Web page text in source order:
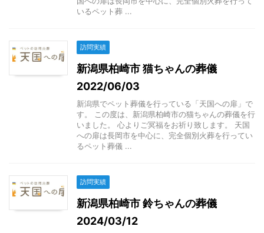
いるペット葬 ...
訪問実績
新潟県柏崎市 猫ちゃんの葬儀
2022/06/03
新潟県でペット葬儀を行っている「天国への扉」で
す。 この度は、新潟県柏崎市の猫ちゃんの葬儀を行
いました。 心よりご冥福をお祈り致します。 天国
への扉は長岡市を中心に、完全個別火葬を行ってい
るペット葬儀 ...
訪問実績
新潟県柏崎市 鈴ちゃんの葬儀
2024/03/12